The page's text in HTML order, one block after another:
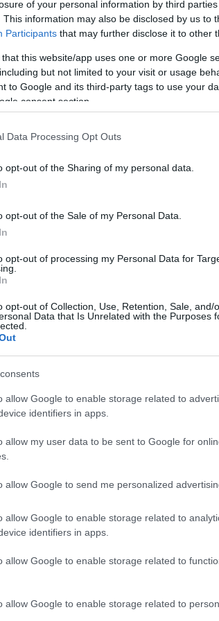
of your personal information by third
This information may also be disclosed by us to
Participants that may further disclose it to other
that this website/app uses one or more Google
but not limited to your visit or usage
to Google and its third-party tags to use your
consent section.
Data Processing Opt Outs
opt-out of the Sharing of my personal data.
opt-out of the Sale of my Personal Data.
opt-out of processing my Personal Data for
opt-out of Collection, Use, Retention, Sale, and/
Data that Is Unrelated with the Purposes
allow Google to enable storage related to
identifiers in apps.
allow my user data to be sent to Google for
allow Google to send me personalized
allow Google to enable storage related to
identifiers in apps.
allow Google to enable storage related to
allow Google to enable storage related to
pueden observar en el contrato entre la
público lo que paga cada cliente ni las
La
de una violación del contrato y podría tener
de von der Leyenfirmó el primer
de dosis de la vacuna
de experimentación. En aquel momento, la
de dosis más, por lo que el total